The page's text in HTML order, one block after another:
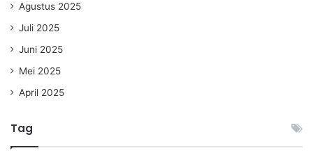
Agustus 2025
Juli 2025
Juni 2025
Mei 2025
April 2025
Tag